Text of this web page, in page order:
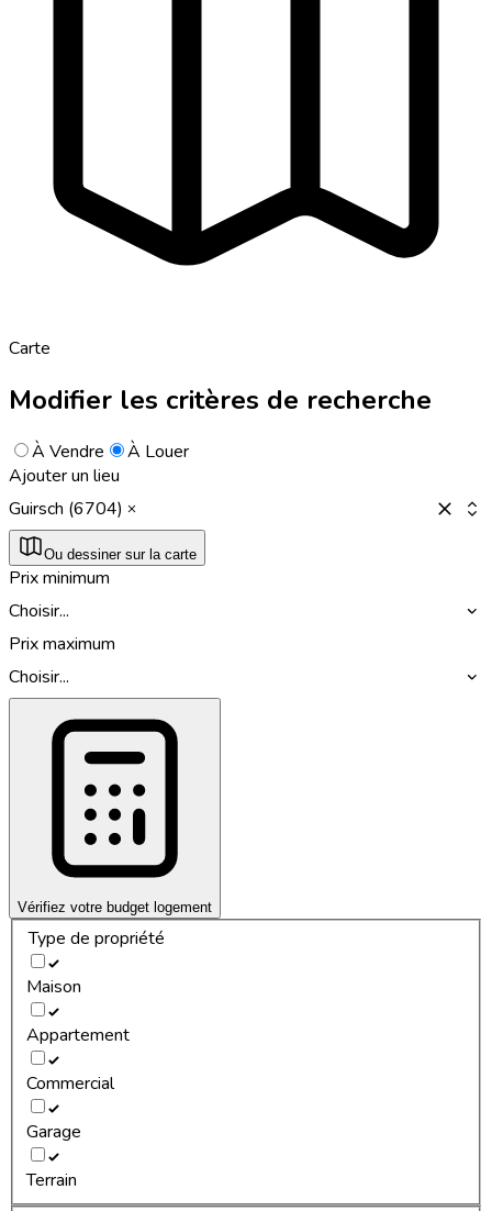
Carte
Modifier les critères de recherche
À Vendre
À Louer
Ajouter un lieu
Guirsch (6704)
Ou dessiner sur la carte
Prix minimum
Choisir...
Prix maximum
Choisir...
Vérifiez votre budget logement
Type de propriété
Maison
Appartement
Commercial
Garage
Terrain